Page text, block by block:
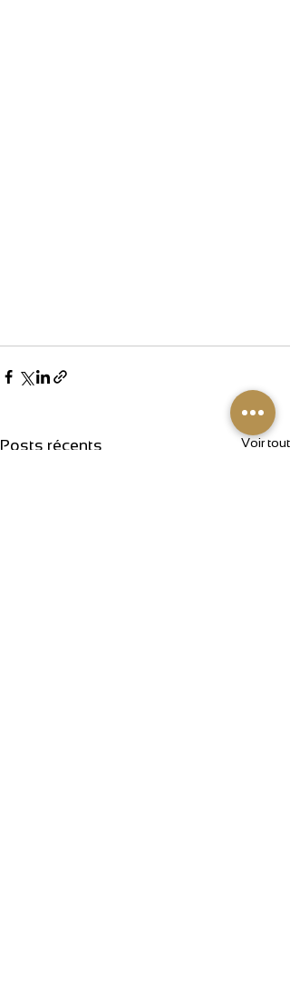
Posts récents Voir tout